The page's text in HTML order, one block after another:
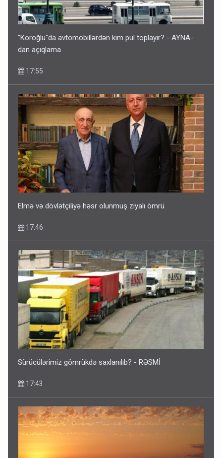
"Koroğlu"da avtomobillərdən kim pul toplayır? - AYNA-
dan açıqlama
17:55
Elmə və dövlətçiliyə həsr olunmuş ziyalı ömrü
17:46
Sürücülərimiz gömrükdə saxlanılıb? - RƏSMİ
17:43